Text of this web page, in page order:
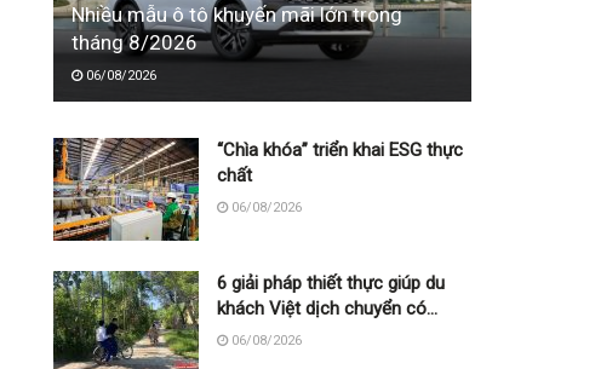
Nhiều mẫu ô tô khuyến mãi lớn trong
tháng 8/2026
06/08/2026
“Chìa khóa” triển khai ESG thực
chất
06/08/2026
6 giải pháp thiết thực giúp du
khách Việt dịch chuyển có
trách nhiệm
06/08/2026